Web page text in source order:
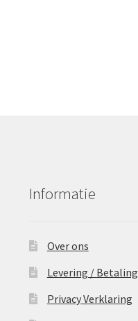
Informatie
Over ons
Levering / Betaling
Privacy Verklaring